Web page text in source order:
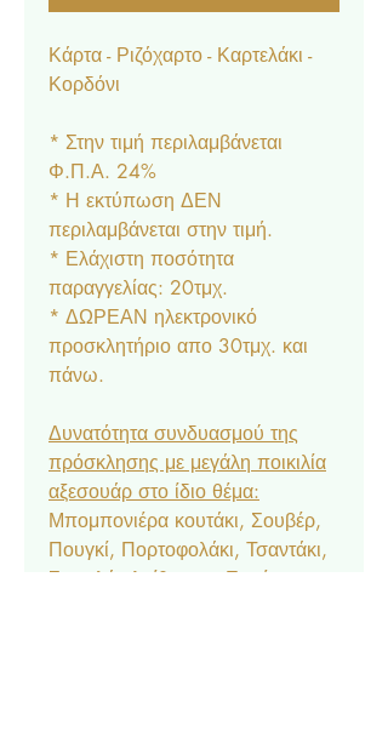
Κάρτα - Ριζόχαρτο - Καρτελάκι -
Κορδόνι
* Στην τιμή περιλαμβάνεται
Φ.Π.Α. 24%
* Η εκτύπωση ΔΕΝ
περιλαμβάνεται στην τιμή.
* Ελάχιστη ποσότητα
παραγγελίας: 20τμχ.
* ΔΩΡΕΑΝ ηλεκτρονικό
προσκλητήριο απο 30τμχ. και
πάνω.
Δυνατότητα συνδυασμού της
πρόσκλησης με μεγάλη ποικιλία
αξεσουάρ στο ίδιο θέμα:
Μπομπονιέρα κουτάκι, Σουβέρ,
Πουγκί, Πορτοφολάκι, Τσαντάκι,
Σουπλά, Αρίθμηση, Ετικέτα